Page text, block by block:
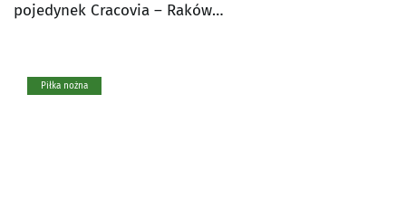
pojedynek Cracovia – Raków…
Piłka nożna